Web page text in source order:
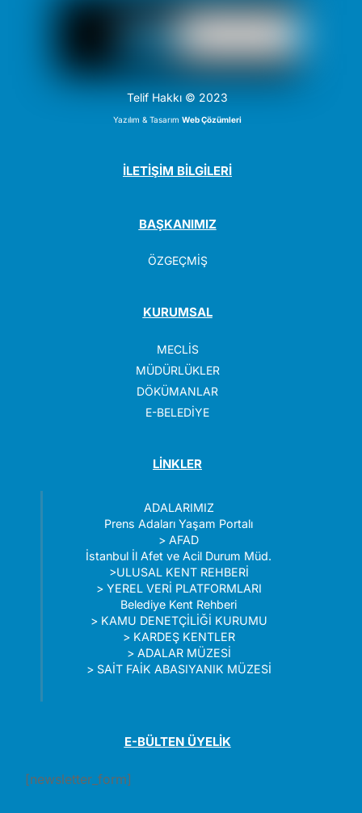
Telif Hakkı © 2023
Yazılım & TasarımWeb Çözümleri
İLETİŞİM BİLGİLERİ
BAŞKANIMIZ
ÖZGEÇMİŞ
KURUMSAL
MECLİS
MÜDÜRLÜKLER
DÖKÜMANLAR
E-BELEDİYE
LİNKLER
ADALARIMIZ
Prens Adaları Yaşam Portalı
>AFAD
İstanbul İl Afet ve Acil Durum Müd.
>ULUSAL KENT REHBERİ
> YEREL VERİ PLATFORMLARI
Belediye Kent Rehberi
> KAMU DENETÇİLİĞİ KURUMU
> KARDEŞ KENTLER
> ADALAR MÜZESİ
> SAİT FAİK ABASIYANIK MÜZESİ
E-BÜLTEN ÜYELİK
[newsletter_form]